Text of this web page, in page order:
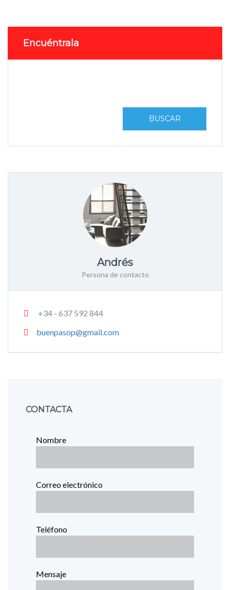
Encuéntrala
BUSCAR
Andrés
Persona de contacto
+34 - 637 592 844
buenpasop@gmail.com
CONTACTA
Nombre
Correo electrónico
Teléfono
Mensaje